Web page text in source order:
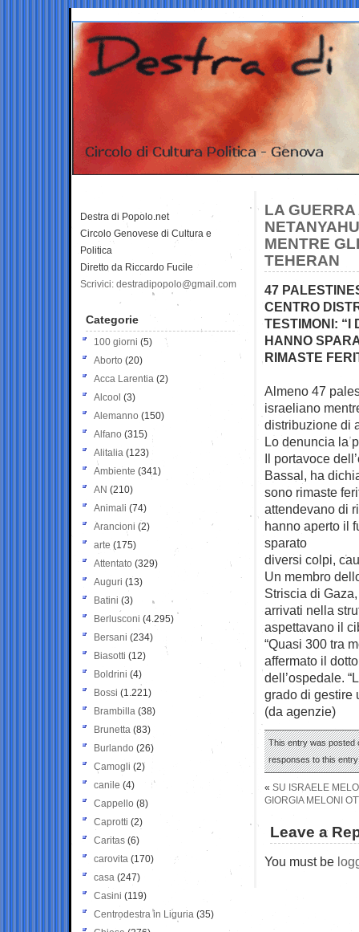
LA GUERRA
MENTRE
TEHERAN
47
CENTRO
TESTIMONI: “I
HANNO
RIMASTE
Almeno 47
israeliano
distribuzione di
Lo denuncia la
Il portavoce
Bassal, ha
sono rimaste
attendevano di
hanno aperto il
sparato
diversi colpi,
Un membro
Striscia di
arrivati nella
aspettavano il
“Quasi 300 tra
affermato il
dell’ospedale.
grado di gestire
(da agenzie)
This entry was posted
responses to this
« SU ISRAELE
GIORGIA MELONI
Leave a
You must be
Destra di Popolo.net
Circolo Genovese di Cultura e
Politica
Diretto da Riccardo Fucile
Scrivici: destradipopolo@gmail.com
Categorie
100 giorni (5)
Aborto (20)
Acca Larentia (2)
Alcool (3)
Alemanno (150)
Alfano (315)
Alitalia (123)
Ambiente (341)
AN (210)
Animali (74)
Arancioni (2)
arte (175)
Attentato (329)
Auguri (13)
Batini (3)
Berlusconi (4.295)
Bersani (234)
Biasotti (12)
Boldrini (4)
Bossi (1.221)
Brambilla (38)
Brunetta (83)
Burlando (26)
Camogli (2)
canile (4)
Cappello (8)
Caprotti (2)
Caritas (6)
carovita (170)
casa (247)
Casini (119)
Centrodestra in Liguria (35)